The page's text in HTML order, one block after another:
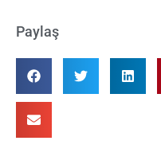
Paylaş